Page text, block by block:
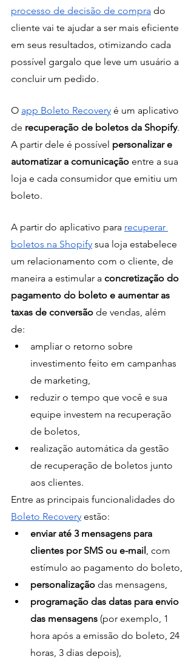
processo de decisão de compra do
cliente vai te ajudar a ser mais eficiente
em seus resultados, otimizando cada
possível gargalo que leve um usuário a
concluir um pedido.
O app Boleto Recovery é um aplicativo
de recuperação de boletos da Shopify.
A partir dele é possível personalizar e
automatizar a comunicação entre a sua
loja e cada consumidor que emitiu um
boleto.
A partir do aplicativo para recuperar
boletos na Shopify sua loja estabelece
um relacionamento com o cliente, de
maneira a estimular a concretização do
pagamento do boleto e aumentar as
taxas de conversão de vendas, além
de:
ampliar o retorno sobre
investimento feito em campanhas
de marketing,
reduzir o tempo que você e sua
equipe investem na recuperação
de boletos,
realização automática da gestão
de recuperação de boletos junto
aos clientes.
Entre as principais funcionalidades do
Boleto Recovery estão:
enviar até 3 mensagens para
clientes por SMS ou e-mail, com
estímulo ao pagamento do boleto,
personalização das mensagens,
programação das datas para envio
das mensagens (por exemplo, 1
hora após a emissão do boleto, 24
horas, 3 dias depois),